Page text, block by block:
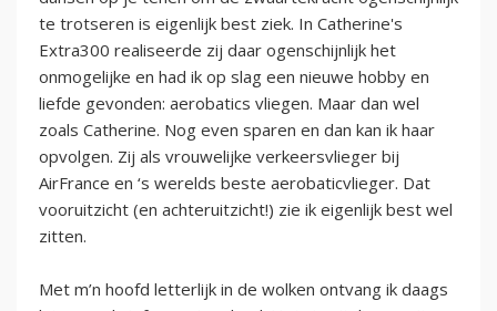
te trotseren is eigenlijk best ziek. In Catherine's
Extra300 realiseerde zij daar ogenschijnlijk het
onmogelijke en had ik op slag een nieuwe hobby en
liefde gevonden: aerobatics vliegen. Maar dan wel
zoals Catherine. Nog even sparen en dan kan ik haar
opvolgen. Zij als vrouwelijke verkeersvlieger bij
AirFrance en ‘s werelds beste aerobaticvlieger. Dat
vooruitzicht (en achteruitzicht!) zie ik eigenlijk best wel
zitten.
Met m’n hoofd letterlijk in de wolken ontvang ik daags